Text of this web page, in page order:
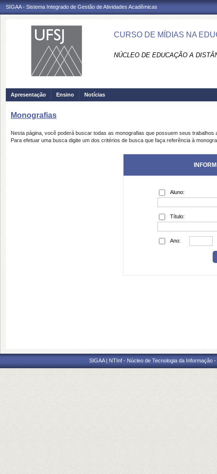
SIGAA - Sistema Integrado de Gestão de Atividades Acadêmicas
CURSO DE MÍDIAS NA
NÚCLEO DE EDUCAÇÃO A
Apresentação Ensino Notícias
Monografias
Nesta página, você poderá buscar todas as monografias que possuem seus trabalhos
Para efetuar uma busca digite um dos critérios de busca que faça referência à
Aluno:
Título:
Ano:
SIGAA | NTInf - Núcleo de Tecnologia da